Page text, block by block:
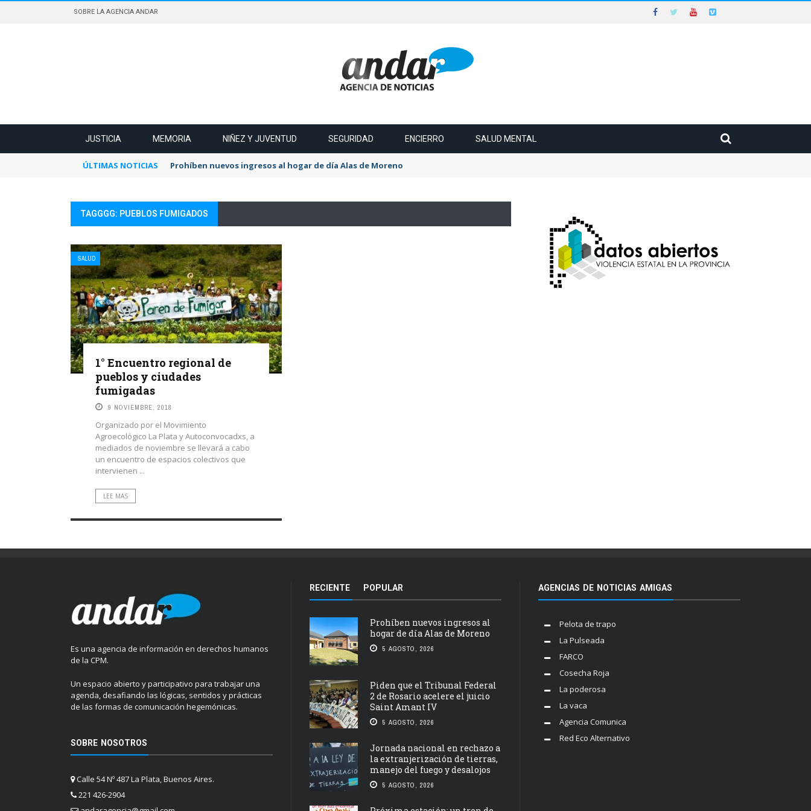
SOBRE LA AGENCIA ANDAR
JUSTICIA MEMORIA NIÑEZ Y JUVENTUD SEGURIDAD ENCIERRO SALUD MENTAL
ÚLTIMAS NOTICIAS Prohíben nuevos ingresos al hogar de día Alas de Moreno
TAGGGG: PUEBLOS FUMIGADOS
SALUD
1° Encuentro regional de
pueblos y ciudades
fumigadas
9 NOVIEMBRE, 2018
Organizado por el Movimiento
Agroecológico La Plata y Autoconvocadxs, a
mediados de noviembre se llevará a cabo
un encuentro de espacios colectivos que
intervienen ...
LEE MAS
Es una agencia de información en derechos humanos
de la CPM.
Un espacio abierto y participativo para trabajar una
agenda, desafiando las lógicas, sentidos y prácticas
de las formas de comunicación hegemónicas.
SOBRE NOSOTROS
Calle 54 Nº 487 La Plata, Buenos Aires.
221 426-2904
RECIENTE POPULAR
Prohíben nuevos ingresos al
hogar de día Alas de Moreno
5 AGOSTO, 2026
Piden que el Tribunal Federal
2 de Rosario acelere el juicio
Saint Amant IV
5 AGOSTO, 2026
Jornada nacional en rechazo a
la extranjerización de tierras,
manejo del fuego y desalojos
5 AGOSTO, 2026
AGENCIAS DE NOTICIAS AMIGAS
Pelota de trapo
La Pulseada
FARCO
Cosecha Roja
La poderosa
La vaca
Agencia Comunica
Red Eco Alternativo